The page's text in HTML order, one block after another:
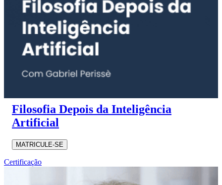
Filosofia Depois da Inteligência
Artificial
MATRICULE-SE
Certificação